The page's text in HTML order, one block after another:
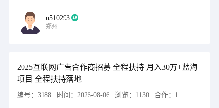
u510293
郑州
2025互联网广告合作商招募 全程扶持 月入30万+蓝海
项目 全程扶持落地
编号： 3188 时间： 2026-08-06 浏览： 1130 合作： 1